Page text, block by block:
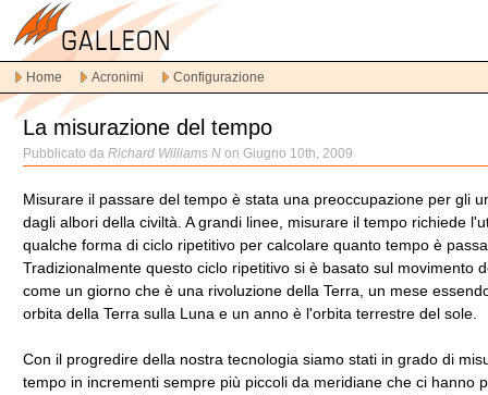
alla
navigazione
principale
Vai
contenuto
principale
contenuto
secondario
Home Acronimi Configurazione
La misurazione del tempo
Pubblicato da Richard Williams N on Giugno 10th, 2009
Misurare il passare del tempo è stata una preoccupazione per gli
dagli albori della civiltà. A grandi linee, misurare il tempo richiede
qualche forma di ciclo ripetitivo per calcolare quanto tempo è
Tradizionalmente questo ciclo ripetitivo si è basato sul movimento
come un giorno che è una rivoluzione della Terra, un mese
orbita della Terra sulla Luna e un anno è l'orbita terrestre del sole.
Con il progredire della nostra tecnologia siamo stati in grado di
tempo in incrementi sempre più piccoli da meridiane che ci hanno